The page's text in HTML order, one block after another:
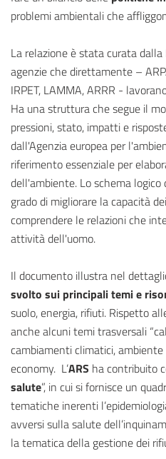
problemi ambientali che
La relazione è stata curata dalla
agenzie che direttamente –
IRPET, LAMMA, ARRR -
Ha una struttura che segue il
pressioni, stato, impatti e
dall'Agenzia europea per
riferimento essenziale per
dell'ambiente. Lo schema
grado di migliorare la capacità
comprendere le relazioni che
attività dell'uomo.
Il documento illustra nel
svolto sui principali temi e
suolo, energia, rifiuti. Rispetto
anche alcuni temi trasversali
cambiamenti climatici,
economy. L’ARS ha contribuito
salute”, in cui si fornisce un
tematiche inerenti
avversi sulla salute
la tematica della gestione dei